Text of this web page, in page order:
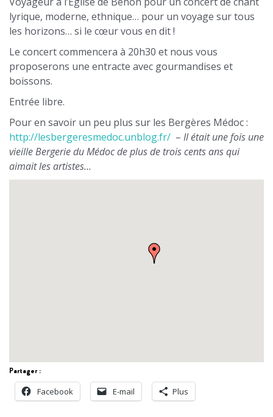
lyrique, moderne, ethnique… pour un voyage sur tous
les horizons… si le cœur vous en dit !
Le concert commencera à 20h30 et nous vous
proposerons une entracte avec gourmandises et
boissons.
Entrée libre.
Pour en savoir un peu plus sur les Bergères Médoc :
http://lesbergeresmedoc.unblog.fr/ – Il était une fois une
vieille Bergerie du Médoc de plus de trois cents ans qui
aimait les artistes…
Partager :
Facebook
E-mail Plus